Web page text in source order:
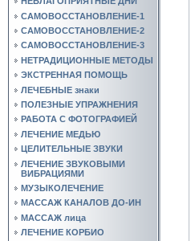
САМОВОССТАНОВЛЕНИЕ-1
САМОВОССТАНОВЛЕНИЕ-2
САМОВОССТАНОВЛЕНИЕ-3
НЕТРАДИЦИОННЫЕ МЕТОДЫ
ЭКСТРЕННАЯ ПОМОЩЬ
ЛЕЧЕБНЫЕ знаки
ПОЛЕЗНЫЕ УПРАЖНЕНИЯ
РАБОТА С ФОТОГРАФИЕЙ
ЛЕЧЕНИЕ МЕДЬЮ
ЦЕЛИТЕЛЬНЫЕ ЗВУКИ
ЛЕЧЕНИЕ ЗВУКОВЫМИ
ВИБРАЦИЯМИ
МУЗЫКОЛЕЧЕНИЕ
МАССАЖ КАНАЛОВ ДО-ИН
МАССАЖ лица
ЛЕЧЕНИЕ КОРБИО